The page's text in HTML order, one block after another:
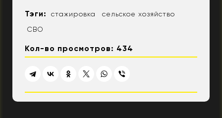
Тэги: стажировка
сельское хозяйство
СВО
Кол-во просмотров: 434